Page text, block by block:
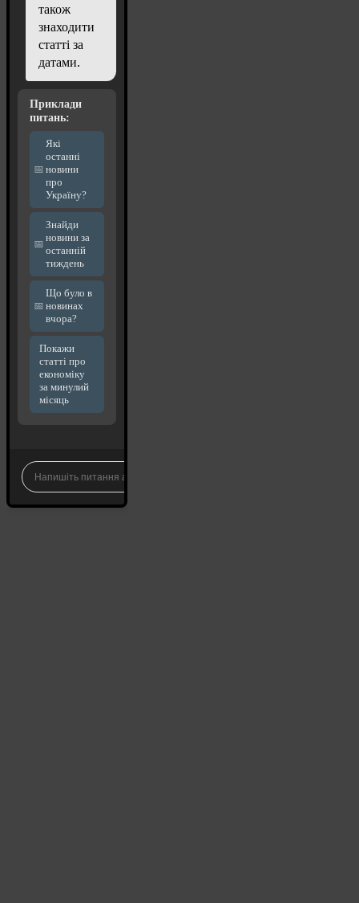
також
знаходити
статті за
датами.
Приклади
питань:
Які
останні
новини
про
Україну?
Знайди
новини за
останній
тиждень
Що було в
новинах
вчора?
Покажи
статті про
економіку
за минулий
місяць